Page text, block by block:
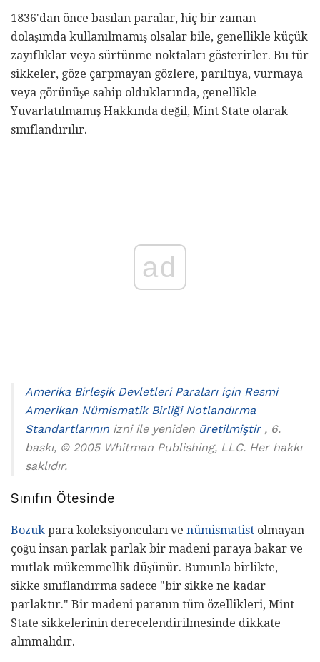
1836'dan önce basılan paralar, hiç bir zaman
dolaşımda kullanılmamış olsalar bile, genellikle küçük
zayıflıklar veya sürtünme noktaları gösterirler. Bu tür
sikkeler, göze çarpmayan gözlere, parıltıya, vurmaya
veya görünüşe sahip olduklarında, genellikle
Yuvarlatılmamış Hakkında değil, Mint State olarak
sınıflandırılır.
ad
Amerika Birleşik Devletleri Paraları için Resmi
Amerikan Nümismatik Birliği Notlandırma
Standartlarının izni ile yeniden üretilmiştir, 6.
baskı, © 2005 Whitman Publishing, LLC. Her hakkı
saklıdır.
Sınıfın Ötesinde
Bozuk para koleksiyoncuları ve nümismatist olmayan
çoğu insan parlak parlak bir madeni paraya bakar ve
mutlak mükemmellik düşünür. Bununla birlikte,
sikke sınıflandırma sadece "bir sikke ne kadar
parlaktır." Bir madeni paranın tüm özellikleri, Mint
State sikkelerinin derecelendirilmesinde dikkate
alınmalıdır.